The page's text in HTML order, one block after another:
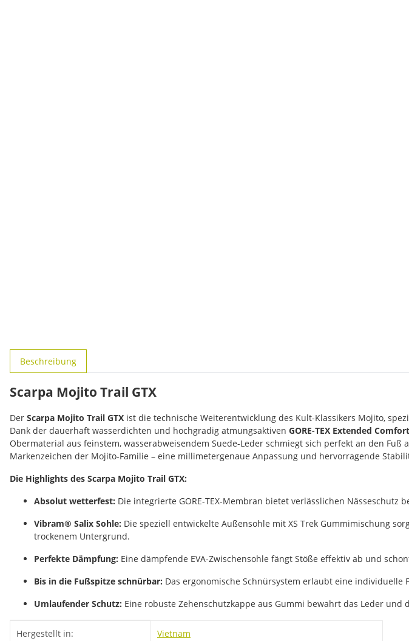
Beschreibung
Scarpa Mojito Trail GTX
Der Scarpa Mojito Trail GTX ist die technische Weiterentwicklung des Kult-Klassikers Mojito,
Dank der dauerhaft wasserdichten und hochgradig atmungsaktiven GORE-TEX Extended Comfort
Obermaterial aus feinstem, wasserabweisendem Suede-Leder schmiegt sich perfekt an den
Markenzeichen der Mojito-Familie – eine millimetergenaue Anpassung und hervorragende
Die Highlights des Scarpa Mojito Trail GTX:
Absolut wetterfest: Die integrierte GORE-TEX-Membran bietet verlässlichen
Vibram® Salix Sohle: Die speziell entwickelte Außensohle mit XS Trek Gummimischung
trockenem Untergrund.
Perfekte Dämpfung: Eine dämpfende EVA-Zwischensohle fängt Stöße effektiv ab und
Bis in die Fußspitze schnürbar: Das ergonomische Schnürsystem erlaubt eine
Umlaufender Schutz: Eine robuste Zehenschutzkappe aus Gummi bewahrt das Leder
Hergestellt in: Vietnam